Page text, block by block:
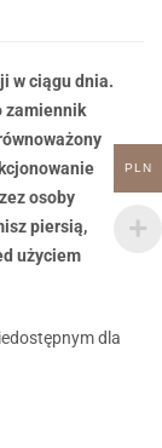
w ciągu dnia.
zamiennik
osoby
piersią,
użyciem
dla
PLN